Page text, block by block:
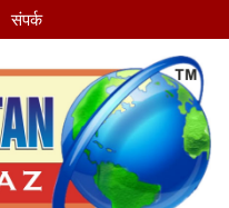
संपर्क